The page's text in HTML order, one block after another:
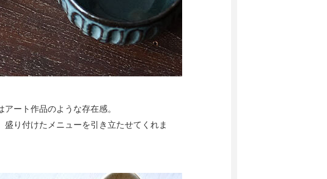
ート作品のような存在感。
り付けたメニューを引き立たせてくれま